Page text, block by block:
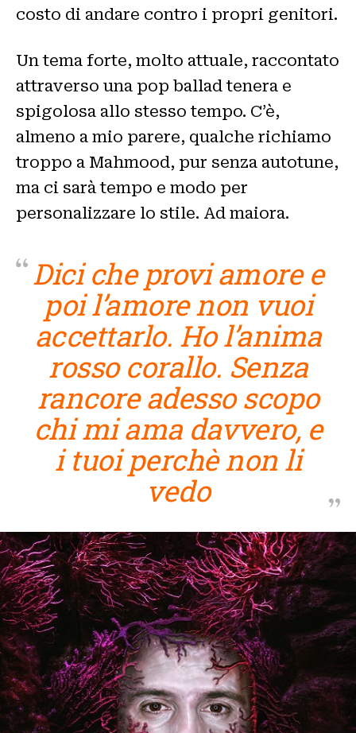
costo di andare contro i propri genitori.
Un tema forte, molto attuale, raccontato
attraverso una pop ballad tenera e
spigolosa allo stesso tempo. C’è,
almeno a mio parere, qualche richiamo
troppo a Mahmood, pur senza autotune,
ma ci sarà tempo e modo per
personalizzare lo stile. Ad maiora.
Dici che provi amore e
poi l’amore non vuoi
accettarlo. Ho l’anima
rosso corallo. Senza
rancore adesso scopo
chi mi ama davvero, e
i tuoi perchè non li
vedo